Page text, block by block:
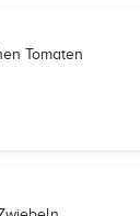
Tomaten